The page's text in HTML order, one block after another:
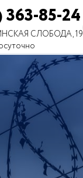
363-85-24
СЛОБОДА, 19